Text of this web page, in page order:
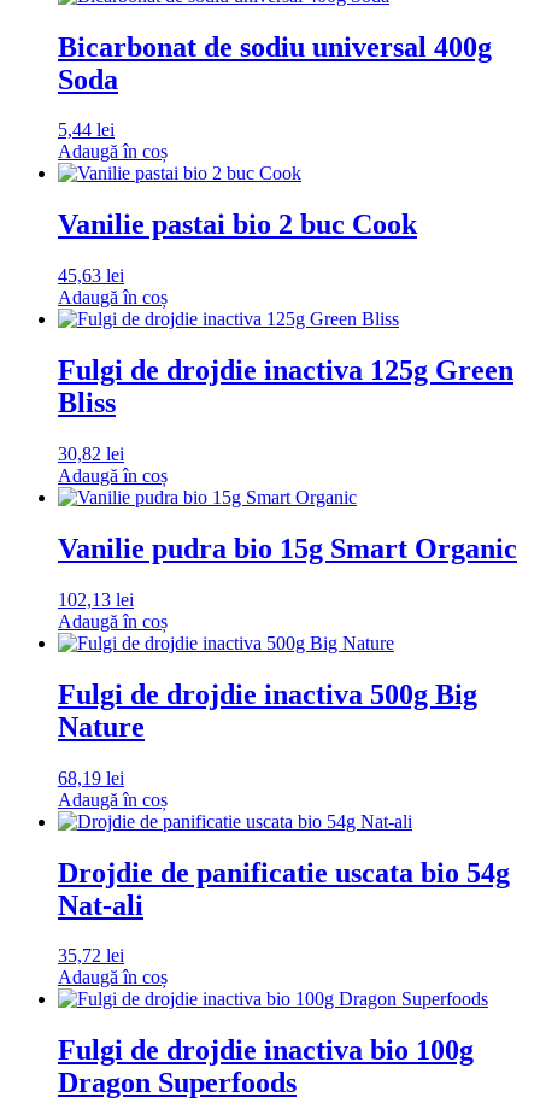
Bicarbonat de sodiu universal 400g
Soda
5,44 lei
Adaugă în coș
Vanilie pastai bio 2 buc Cook
45,63 lei
Adaugă în coș
Fulgi de drojdie inactiva 125g Green
Bliss
30,82 lei
Adaugă în coș
Vanilie pudra bio 15g Smart Organic
102,13 lei
Adaugă în coș
Fulgi de drojdie inactiva 500g Big
Nature
68,19 lei
Adaugă în coș
Drojdie de panificatie uscata bio 54g
Nat-ali
35,72 lei
Adaugă în coș
Fulgi de drojdie inactiva bio 100g
Dragon Superfoods